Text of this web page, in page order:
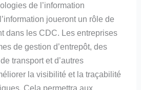
de l’information
joueront un rôle de
dans les CDC. Les entreprises
de gestion d’entrepôt, des
transport et d’autres
la visibilité et la traçabilité